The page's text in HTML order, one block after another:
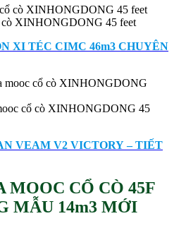
cò XINHONGDONG 45 feet
XI TÉC CIMC 46m3 CHUYÊN
cổ cò XINHONGDONG 45
VEAM V2 VICTORY – TIẾT
MOOC CỔ CÒ 45F
MẪU 14m3 MỚI